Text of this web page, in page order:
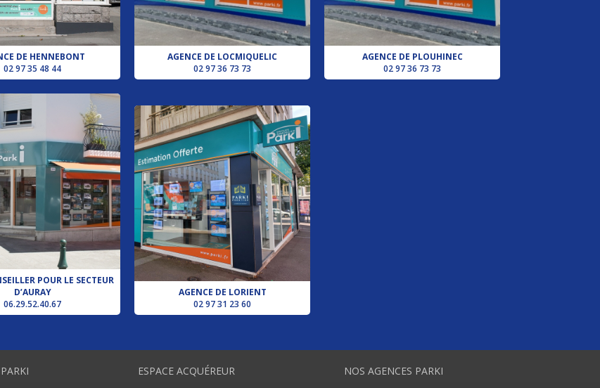
DE HENNEBONT
02 97 35 48 44
AGENCE DE LOCMIQUELIC
02 97 36 73 73
AGENCE DE PLOUHINEC
02 97 36 73 73
POUR LE SECTEUR
D’AURAY
06.29.52.40.67
AGENCE DE LORIENT
02 97 31 23 60
ESPACE ACQUÉREUR NOS AGENCES PARKI